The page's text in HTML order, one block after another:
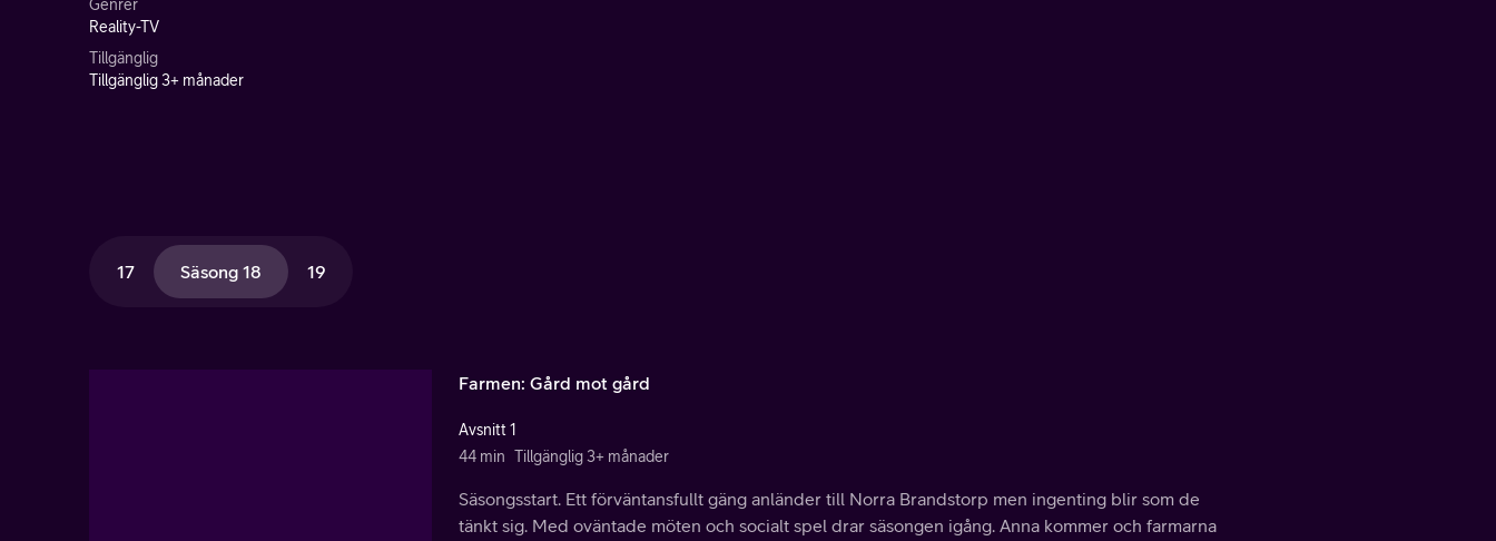
Genrer
Reality-TV
Tillgänglig
Tillgänglig 3+ månader
17 Säsong 18 19
Farmen: Gård mot gård
Avsnitt 1
44 min Tillgänglig 3+ månader
Säsongsstart. Ett förväntansfullt gäng anländer till Norra Brandstorp men ingenting blir som de
tänkt sig. Med oväntade möten och socialt spel drar säsongen igång. Anna kommer och farmarna